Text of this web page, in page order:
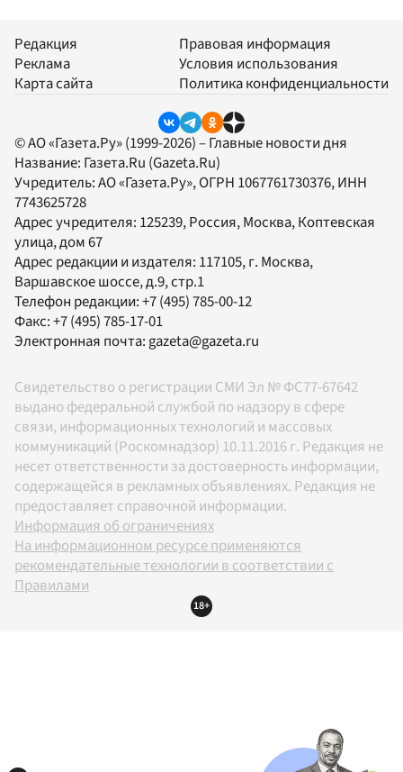
Редакция
Реклама
Карта сайта
Правовая информация
Условия использования
Политика конфиденциальности
© АО «Газета.Ру» (1999-2026) – Главные новости дня
Название: Газета.Ru (Gazeta.Ru)
Учредитель:АО «Газета.Ру», ОГРН 1067761730376, ИНН
7743625728
Адрес учредителя: 125239, Россия, Москва, Коптевская
улица, дом 67
Адрес редакции и издателя: 117105, г. Москва,
Варшавское шоссе, д.9, стр.1
Телефон редакции:+7 (495) 785-00-12
Факс:+7 (495) 785-17-01
Электронная почта:gazeta@gazeta.ru
Свидетельство о регистрации СМИ Эл № ФС77-67642
выдано федеральной службой по надзору в сфере
связи, информационных технологий и массовых
коммуникаций (Роскомнадзор) 10.11.2016 г. Редакция не
несет ответственности за достоверность информации,
содержащейся в рекламных объявлениях. Редакция не
предоставляет справочной информации.
Информация об ограничениях
На информационном ресурсе применяются
рекомендательные технологии в соответствии с
Правилами
18+